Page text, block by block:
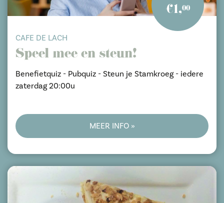
€1,00
CAFE DE LACH
Speel mee en steun!
Benefietquiz - Pubquiz - Steun je Stamkroeg - iedere
zaterdag 20:00u
MEER INFO »